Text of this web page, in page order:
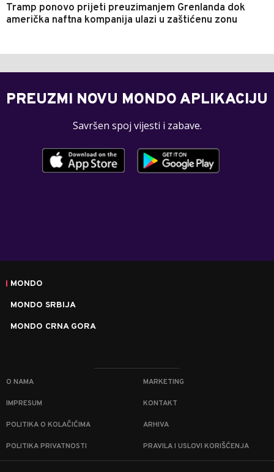
Tramp ponovo prijeti preuzimanjem Grenlanda dok
američka naftna kompanija ulazi u zaštićenu zonu
PREUZMI NOVU MONDO APLIKACIJU
Savršen spoj vijesti i zabave.
MONDO
MONDO SRBIJA
MONDO CRNA GORA
O NAMA MARKETING
IMPRESUM KONTAKT
POLITIKA O KOLAČIĆIMA ARHIVA
POLITIKA PRIVATNOSTI PRAVILA I USLOVI KORIŠĆENJA